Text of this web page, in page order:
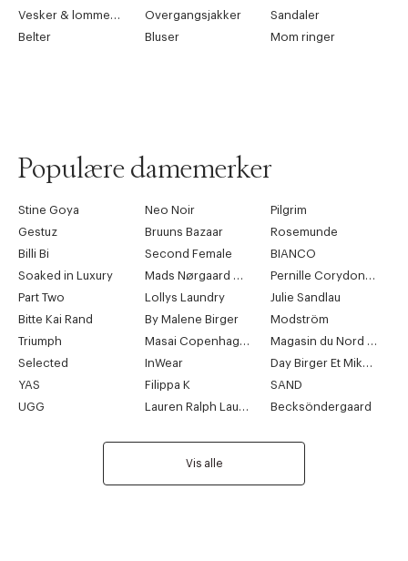
Vesker & lommebøker
Overgangsjakker
Sandaler
Belter
Bluser Mom ringer
Populære damemerker
Stine Goya Neo Noir
Pilgrim
Gestuz
Bruuns Bazaar
Rosemunde
Billi Bi
Second Female
BIANCO
Soaked in Luxury
Mads Nørgaard Copenhagen
Pernille Corydon Jewellery
Part Two
Lollys Laundry
Julie Sandlau
Bitte Kai Rand
By Malene Birger
Modström
Triumph
Masai Copenhagen
Magasin du Nord Collection
Selected
InWear
Day Birger Et Mikkelsen
YAS
Filippa K
SAND
UGG
Lauren Ralph Lauren Becksöndergaard
Vis alle